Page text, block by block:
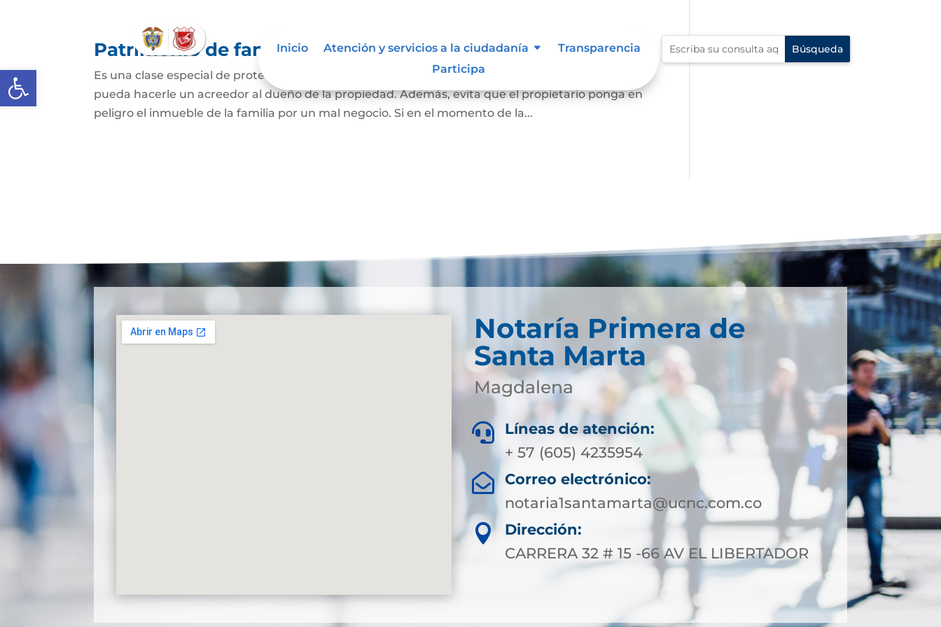
Abrir barra de herramientas
Inicio Atención y servicios a la ciudadanía
Transparencia
Participa
Patrimonio de familia inembargable
Es una clase especial de protección de la vivienda de una familia, que impide el embargo que
pueda hacerle un acreedor al dueño de la propiedad. Además, evita que el propietario ponga en
peligro el inmueble de la familia por un mal negocio. Si en el momento de la...
Notaría Primera de
Santa Marta
Magdalena

Líneas de atención:
+ 57 (605) 4235954

Correo electrónico:
notaria1santamarta@ucnc.com.co

Dirección:
CARRERA 32 # 15 -66 AV EL LIBERTADOR